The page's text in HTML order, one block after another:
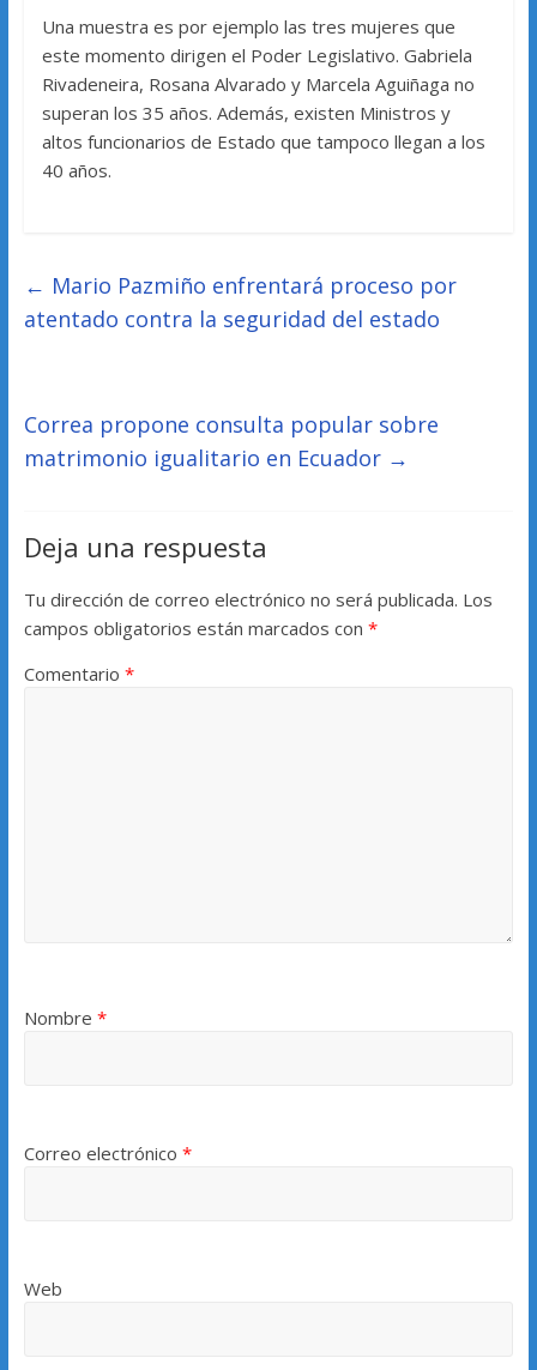
Una muestra es por ejemplo las tres mujeres que
este momento dirigen el Poder Legislativo. Gabriela
Rivadeneira, Rosana Alvarado y Marcela Aguiñaga no
superan los 35 años. Además, existen Ministros y
altos funcionarios de Estado que tampoco llegan a los
40 años.
← Mario Pazmiño enfrentará proceso por
atentado contra la seguridad del estado
Correa propone consulta popular sobre
matrimonio igualitario en Ecuador →
Deja una respuesta
Tu dirección de correo electrónico no será publicada. Los
campos obligatorios están marcados con *
Comentario *
Nombre *
Correo electrónico *
Web